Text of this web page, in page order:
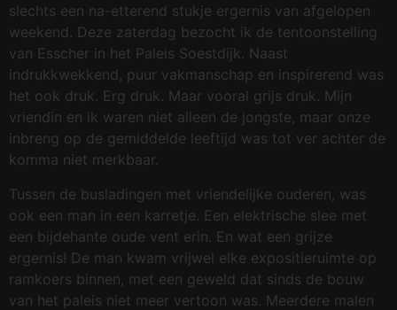
slechts een na-etterend stukje ergernis van afgelopen
weekend. Deze zaterdag bezocht ik de tentoonstelling
van Esscher in het Paleis Soestdijk. Naast
indrukkwekkend, puur vakmanschap en inspirerend was
het ook druk. Erg druk. Maar vooral grijs druk. Mijn
vriendin en ik waren niet alleen de jongste, maar onze
inbreng op de gemiddelde leeftijd was tot ver achter de
komma niet merkbaar.
Tussen de busladingen met vriendelijke ouderen, was
ook een man in een karretje. Een elektrische slee met
een bijdehante oude vent erin. En wat een grijze
ergernis! De man kwam vrijwel elke expositieruimte op
ramkoers binnen, met een geweld dat sinds de bouw
van het paleis niet meer vertoon was. Meerdere malen